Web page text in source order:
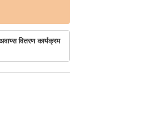
वितरण कार्यक्रम